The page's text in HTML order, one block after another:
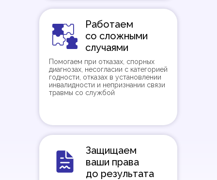
Защищаем
ваши права
до результата
Работаем
со сложными
случаями
Помогаем при отказах, спорных
диагнозах, несогласии с категорией
годности, отказах в установлении
инвалидности и непризнании связи
травмы со службой